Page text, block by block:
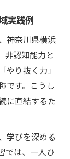
実践例
神奈川県横浜
非認知能力と
り抜く力」
です。こうし
に直結するた
学びを深める
では、一人ひ